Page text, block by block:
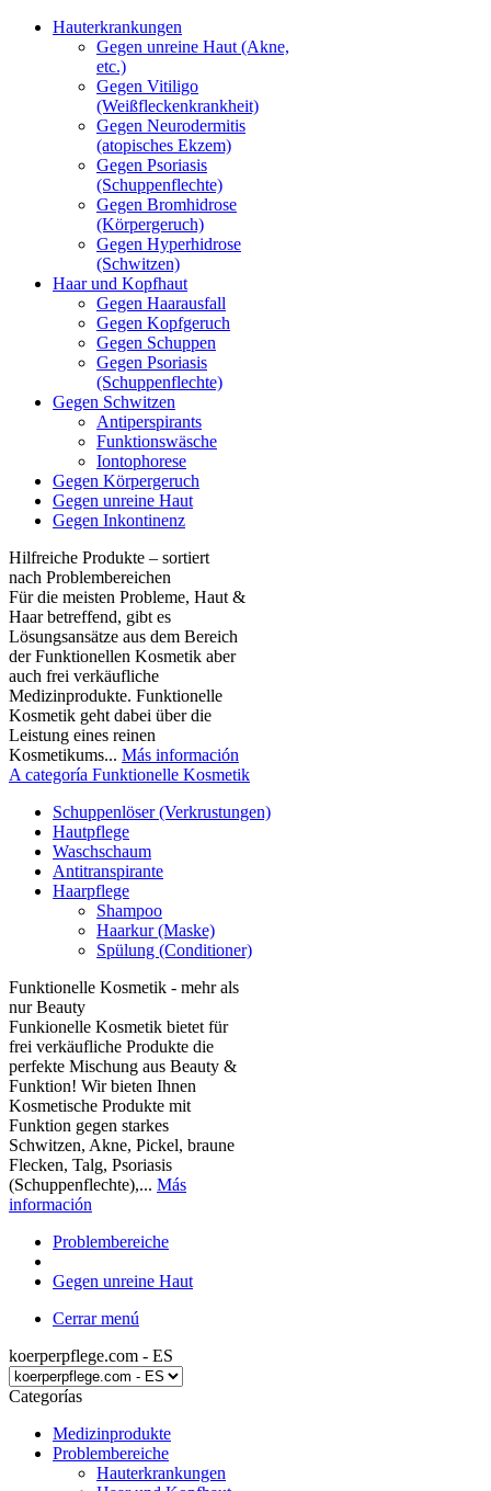
Hauterkrankungen
Gegen unreine Haut (Akne,
etc.)
Gegen Vitiligo
(Weißfleckenkrankheit)
Gegen Neurodermitis
(atopisches Ekzem)
Gegen Psoriasis
(Schuppenflechte)
Gegen Bromhidrose
(Körpergeruch)
Gegen Hyperhidrose
(Schwitzen)
Haar und Kopfhaut
Gegen Haarausfall
Gegen Kopfgeruch
Gegen Schuppen
Gegen Psoriasis
(Schuppenflechte)
Gegen Schwitzen
Antiperspirants
Funktionswäsche
Iontophorese
Gegen Körpergeruch
Gegen unreine Haut
Gegen Inkontinenz
Hilfreiche Produkte – sortiert
nach Problembereichen
Für die meisten Probleme, Haut &
Haar betreffend, gibt es
Lösungsansätze aus dem Bereich
der Funktionellen Kosmetik aber
auch frei verkäufliche
Medizinprodukte. Funktionelle
Kosmetik geht dabei über die
Leistung eines reinen
Kosmetikums... Más información
A categoría Funktionelle Kosmetik
Schuppenlöser (Verkrustungen)
Hautpflege
Waschschaum
Antitranspirante
Haarpflege
Shampoo
Haarkur (Maske)
Spülung (Conditioner)
Funktionelle Kosmetik - mehr als
nur Beauty
Funkionelle Kosmetik bietet für
frei verkäufliche Produkte die
perfekte Mischung aus Beauty &
Funktion! Wir bieten Ihnen
Kosmetische Produkte mit
Funktion gegen starkes
Schwitzen, Akne, Pickel, braune
Flecken, Talg, Psoriasis
(Schuppenflechte),... Más
información
Problembereiche
Gegen unreine Haut
Cerrar menú
koerperpflege.com - ES
Categorías
Medizinprodukte
Problembereiche
Hauterkrankungen